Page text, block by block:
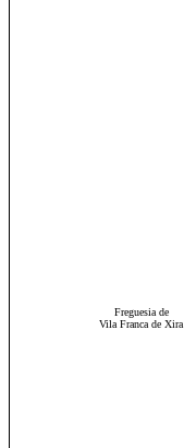
Freguesia de
Vila Franca de Xira